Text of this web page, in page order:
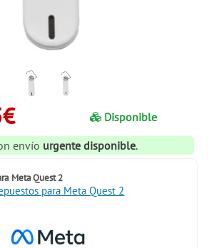
Disponible
envío urgente disponible.
Meta Quest 2
para Meta Quest 2